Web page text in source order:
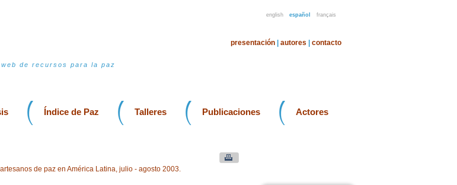
english español français
de recursos para la paz
presentación autores contacto
Índice de Paz Talleres Publicaciones Actores
de paz en América Latina, julio - agosto 2003.